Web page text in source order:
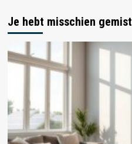
leren:
Internetics.be!
Je hebt misschien gemist